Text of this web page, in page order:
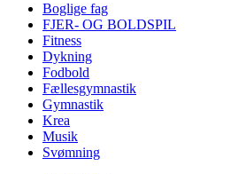
Boglige fag
FJER- OG BOLDSPIL
Fitness
Dykning
Fodbold
Fællesgymnastik
Gymnastik
Krea
Musik
Svømning